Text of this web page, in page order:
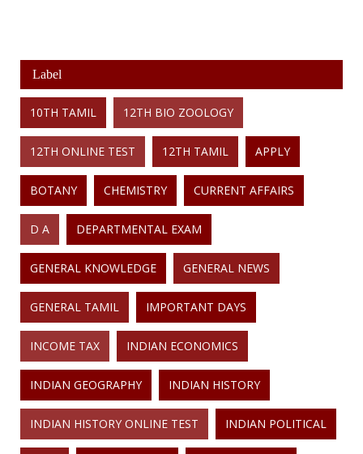
Label
10TH TAMIL 12TH BIO ZOOLOGY
12TH ONLINE TEST 12TH TAMIL APPLY
BOTANY CHEMISTRY CURRENT AFFAIRS
D A DEPARTMENTAL EXAM
GENERAL KNOWLEDGE GENERAL NEWS
GENERAL TAMIL IMPORTANT DAYS
INCOME TAX INDIAN ECONOMICS
INDIAN GEOGRAPHY INDIAN HISTORY
INDIAN HISTORY ONLINE TEST INDIAN POLITICAL